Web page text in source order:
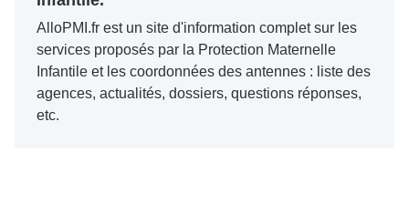
AlloPMI.fr est un site d'information complet sur les
services proposés par la Protection Maternelle
Infantile et les coordonnées des antennes : liste des
agences, actualités, dossiers, questions réponses,
etc.